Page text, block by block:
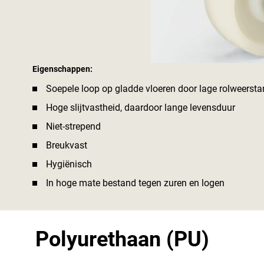
Eigenschappen:
Soepele loop op gladde vloeren door lage
Hoge slijtvastheid, daardoor lange levensduur
Niet-strepend
Breukvast
Hygiënisch
In hoge mate bestand tegen zuren en logen
Polyurethaan (PU)